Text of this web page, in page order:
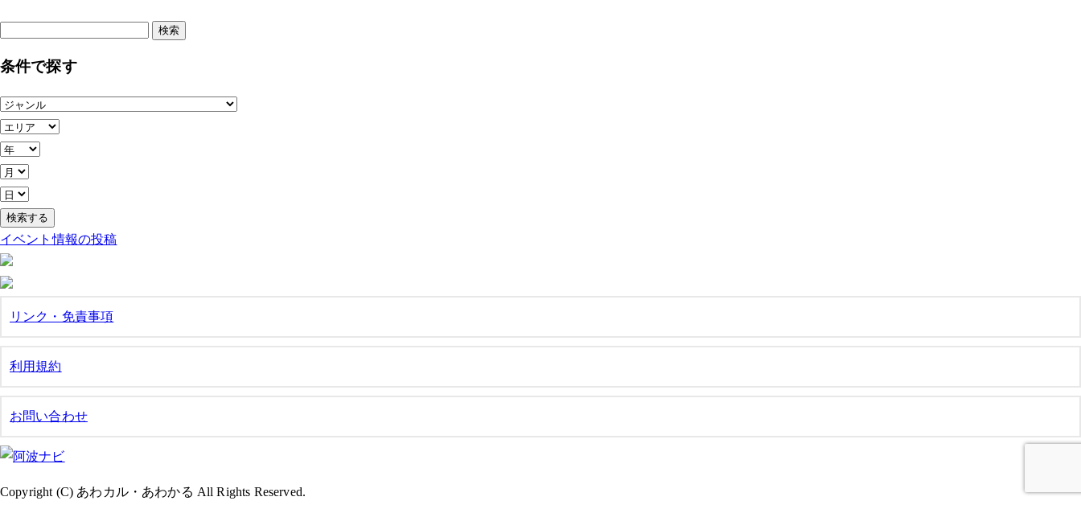
条件で探す
イベント情報の投稿
リンク・免責事項
利用規約
お問い合わせ
Copyright (C) あわカル・あわかる All Rights Reserved.